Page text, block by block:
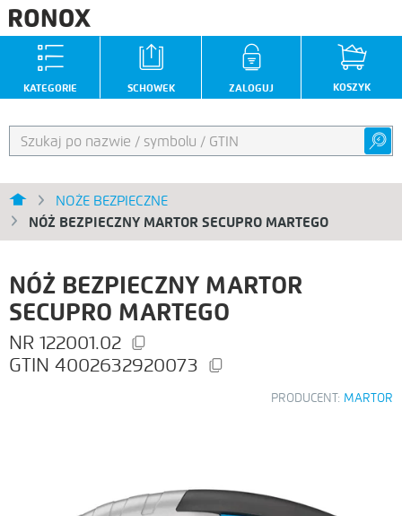
ZALOGUJ KOSZYK
SCHOWEK
KATEGORIE
NOŻE BEZPIECZNE
NÓŻ BEZPIECZNY MARTOR SECUPRO MARTEGO
NÓŻ BEZPIECZNY MARTOR
SECUPRO MARTEGO
122001.02
4002632920073
PRODUCENT: MARTOR